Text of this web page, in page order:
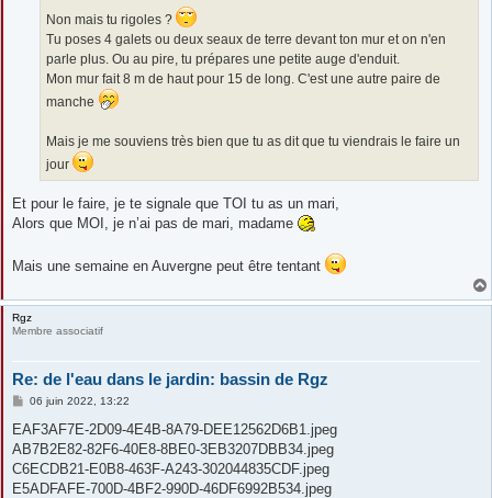
Non mais tu rigoles ?
Tu poses 4 galets ou deux seaux de terre devant ton mur et on n'en
parle plus. Ou au pire, tu prépares une petite auge d'enduit.
Mon mur fait 8 m de haut pour 15 de long. C'est une autre paire de
manche
Mais je me souviens très bien que tu as dit que tu viendrais le faire un
jour
Et pour le faire, je te signale que TOI tu as un mari,
Alors que MOI, je n’ai pas de mari, madame
Mais une semaine en Auvergne peut être tentant
Rgz
Membre associatif
Re: de l'eau dans le jardin: bassin de Rgz
M
s
a
g
06 juin 2022, 13:22
EAF3AF7E-2D09-4E4B-8A79-DEE12562D6B1.jpeg
AB7B2E82-82F6-40E8-8BE0-3EB3207DBB34.jpeg
C6ECDB21-E0B8-463F-A243-302044835CDF.jpeg
E5ADFAFE-700D-4BF2-990D-46DF6992B534.jpeg